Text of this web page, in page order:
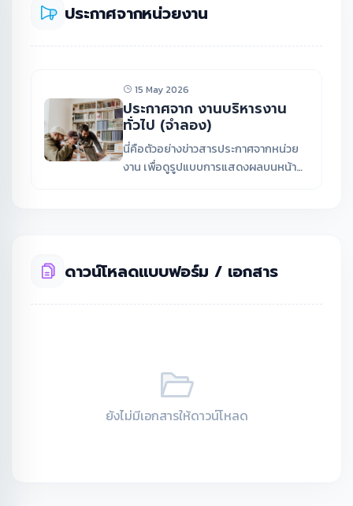
ประกาศจากหน่วยงาน
15 May 2026
ประกาศจาก งานบริหารงาน
ทั่วไป (จำลอง)
นี่คือตัวอย่างข่าวสารประกาศจากหน่วย
งาน เพื่อดูรูปแบบการแสดงผลบนหน้า
ดาวน์โหลดแบบฟอร์ม / เอกสาร
ยังไม่มีเอกสารให้ดาวน์โหลด